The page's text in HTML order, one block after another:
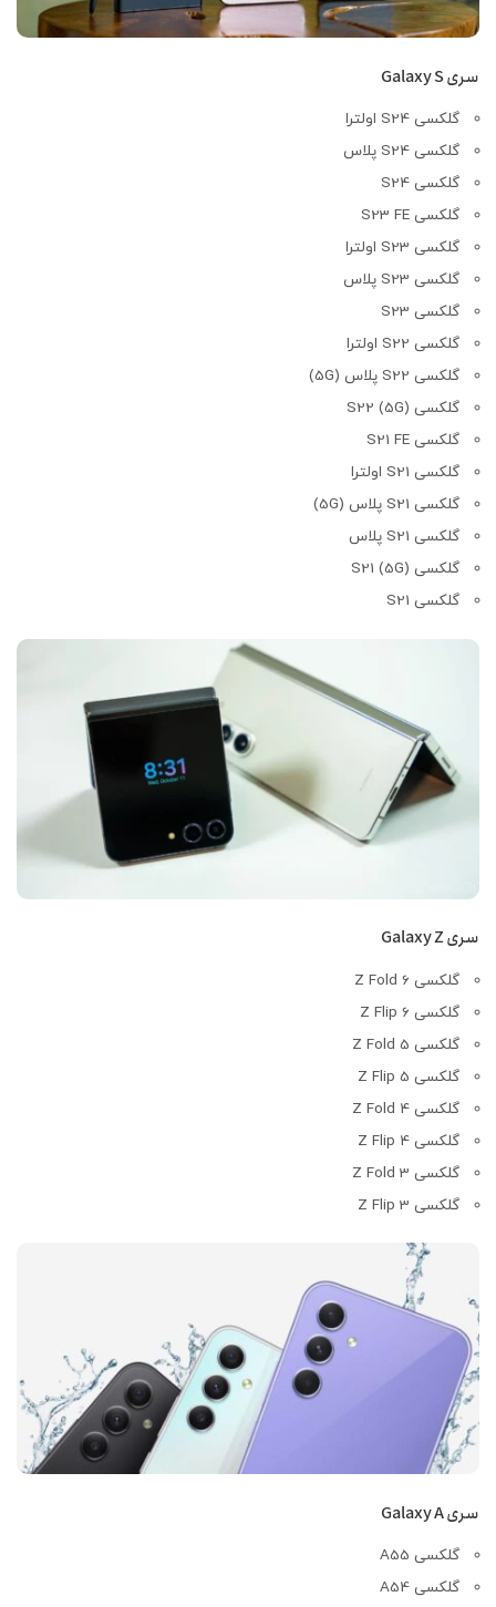
سری Galaxy S
گلکسی S24 اولترا
گلکسی S24 پلاس
گلکسی S24
گلکسی S23 FE
گلکسی S23 اولترا
گلکسی S23 پلاس
گلکسی S23
گلکسی S22 اولترا
گلکسی S22 پلاس (5G)
گلکسی S22 (5G)
گلکسی S21 FE
گلکسی S21 اولترا
گلکسی S21 پلاس (5G)
گلکسی S21 پلاس
گلکسی S21 (5G)
گلکسی S21
سری Galaxy Z
گلکسی Z Fold 6
گلکسی Z Flip 6
گلکسی Z Fold 5
گلکسی Z Flip 5
گلکسی Z Fold 4
گلکسی Z Flip 4
گلکسی Z Fold 3
گلکسی Z Flip 3
سری Galaxy A
گلکسی A55
گلکسی A54